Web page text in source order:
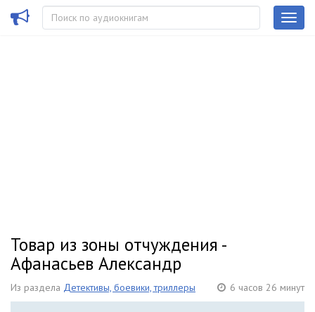
Товар из зоны отчуждения -
Афанасьев Александр
Из раздела Детективы, боевики, триллеры 6 часов 26 минут